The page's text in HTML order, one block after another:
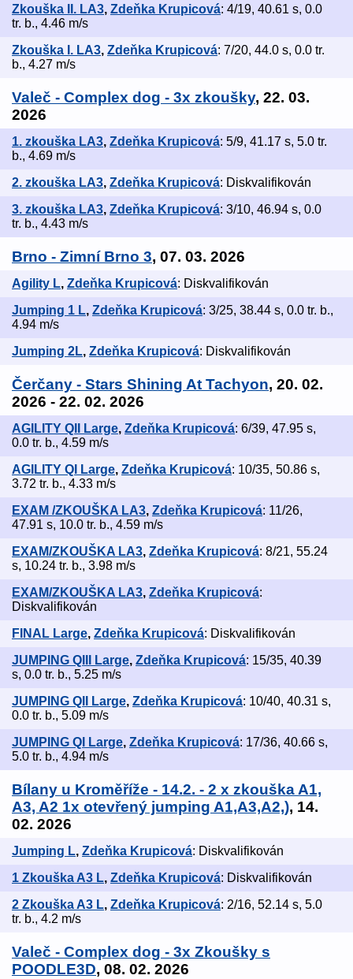
Zkouška II. LA3, Zdeňka Krupicová: 4/19, 40.61 s, 0.0
tr. b., 4.46 m/s
Zkouška I. LA3, Zdeňka Krupicová: 7/20, 44.0 s, 0.0 tr.
b., 4.27 m/s
Valeč - Complex dog - 3x zkoušky, 22. 03.
2026
1. zkouška LA3, Zdeňka Krupicová: 5/9, 41.17 s, 5.0 tr.
b., 4.69 m/s
2. zkouška LA3, Zdeňka Krupicová: Diskvalifikován
3. zkouška LA3, Zdeňka Krupicová: 3/10, 46.94 s, 0.0
tr. b., 4.43 m/s
Brno - Zimní Brno 3, 07. 03. 2026
Agility L, Zdeňka Krupicová: Diskvalifikován
Jumping 1 L, Zdeňka Krupicová: 3/25, 38.44 s, 0.0 tr. b.,
4.94 m/s
Jumping 2L, Zdeňka Krupicová: Diskvalifikován
Čerčany - Stars Shining At Tachyon, 20. 02.
2026 - 22. 02. 2026
AGILITY QII Large, Zdeňka Krupicová: 6/39, 47.95 s,
0.0 tr. b., 4.59 m/s
AGILITY QI Large, Zdeňka Krupicová: 10/35, 50.86 s,
3.72 tr. b., 4.33 m/s
EXAM /ZKOUŠKA LA3, Zdeňka Krupicová: 11/26,
47.91 s, 10.0 tr. b., 4.59 m/s
EXAM/ZKOUŠKA LA3, Zdeňka Krupicová: 8/21, 55.24
s, 10.24 tr. b., 3.98 m/s
EXAM/ZKOUŠKA LA3, Zdeňka Krupicová:
Diskvalifikován
FINAL Large, Zdeňka Krupicová: Diskvalifikován
JUMPING QIII Large, Zdeňka Krupicová: 15/35, 40.39
s, 0.0 tr. b., 5.25 m/s
JUMPING QII Large, Zdeňka Krupicová: 10/40, 40.31 s,
0.0 tr. b., 5.09 m/s
JUMPING QI Large, Zdeňka Krupicová: 17/36, 40.66 s,
5.0 tr. b., 4.94 m/s
Bílany u Kroměříže - 14.2. - 2 x zkouška A1,
A3, A2 1x otevřený jumping A1,A3,A2,), 14.
02. 2026
Jumping L, Zdeňka Krupicová: Diskvalifikován
1 Zkouška A3 L, Zdeňka Krupicová: Diskvalifikován
2 Zkouška A3 L, Zdeňka Krupicová: 2/16, 52.14 s, 5.0
tr. b., 4.2 m/s
Valeč - Complex dog - 3x Zkoušky s
POODLE3D, 08. 02. 2026